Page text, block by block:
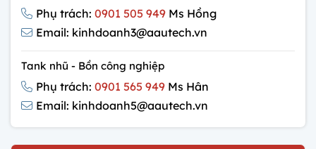
Phụ trách: 0901 505 949 Ms Hồng
Email: kinhdoanh3@aautech.vn
Tank nhũ - Bồn công nghiệp
Phụ trách: 0901 565 949 Ms Hân
Email: kinhdoanh5@aautech.vn